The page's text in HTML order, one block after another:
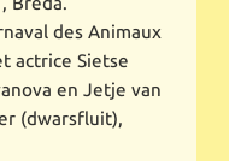
des Animaux
actrice Sietse
en Jetje van
(dwarsfluit),